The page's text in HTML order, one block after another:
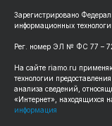
Зарегистрировано
информационных
Рег. номер ЭЛ № ФС 77 –
На сайте riamo.ru
технологии
анализа сведений,
«Интернет», находящихся
информация